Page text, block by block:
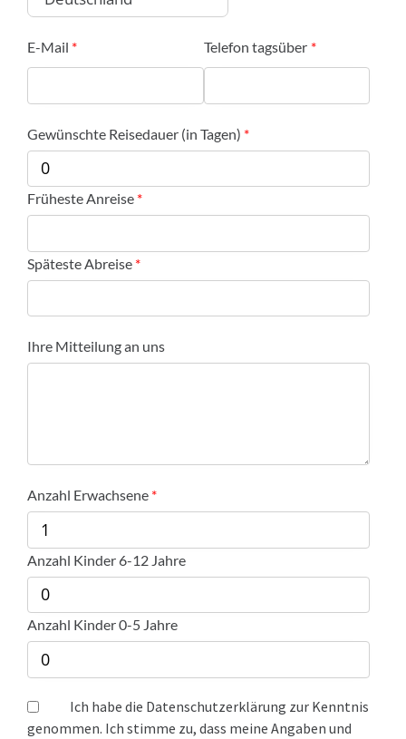
E-Mail Telefon tagsüber
Gewünschte Reisedauer (in Tagen)
Früheste Anreise
Späteste Abreise
Ihre Mitteilung an uns
Anzahl Erwachsene
Anzahl Kinder 6-12 Jahre
Anzahl Kinder 0-5 Jahre
Ich habe die Datenschutzerklärung zur Kenntnis
genommen. Ich stimme zu, dass meine Angaben und